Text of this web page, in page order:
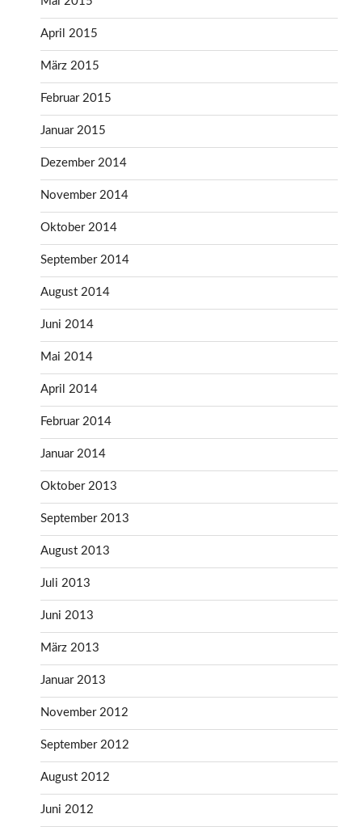
April 2015
März 2015
Februar 2015
Januar 2015
Dezember 2014
November 2014
Oktober 2014
September 2014
August 2014
Juni 2014
Mai 2014
April 2014
Februar 2014
Januar 2014
Oktober 2013
September 2013
August 2013
Juli 2013
Juni 2013
März 2013
Januar 2013
November 2012
September 2012
August 2012
Juni 2012